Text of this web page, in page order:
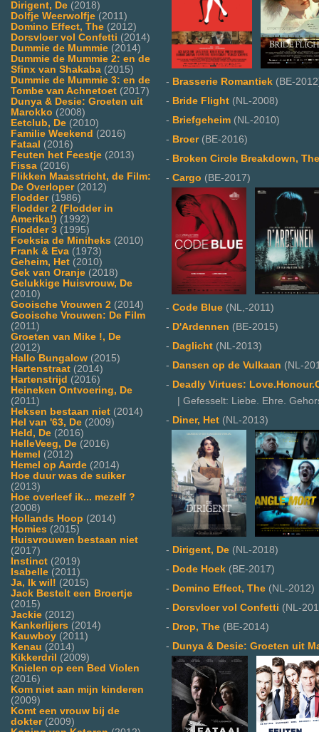
Dirigent, De (2018)
Dolfje Weerwolfje (2011)
Domino Effect, The (2012)
Dorsvloer vol Confetti (2014)
Dummie de Mummie (2014)
Dummie de Mummie 2: en de
Sfinx van Shakaba (2015)
Dummie de Mummie 3: en de
Tombe van Achnetoet (2017)
Dunya & Desie: Groeten uit
Marokko (2008)
Eetclub, De (2010)
Familie Weekend (2016)
Fataal (2016)
Feuten het Feestje (2013)
Fissa (2016)
Flikken Maasstricht, de Film:
De Overloper(2012)
Flodder(1986)
Flodder 2 (Flodder in
Amerika!) (1992)
Flodder 3 (1995)
Foeksia de Miniheks (2010)
Frank & Eva (1973)
Geheim, Het (2010)
Gek van Oranje (2018)
Gelukkige Huisvrouw, De
(2010)
Gooische Vrouwen 2 (2014)
Gooische Vrouwen: De Film
(2011)
Groeten van Mike !, De
(2012)
Hallo Bungalow (2015)
Hartenstraat (2014)
Hartenstrijd (2016)
Heineken Ontvoering, De
(2011)
Heksen bestaan niet (2014)
Hel van '63, De (2009)
Held, De (2016)
HelleVeeg, De (2016)
Hemel (2012)
Hemel op Aarde (2014)
Hoe duur was de suiker
(2013)
Hoe overleef ik... mezelf ?
(2008)
Hollands Hoop (2014)
Homies (2015)
Huisvrouwen bestaan niet
(2017)
Instinct (2019)
Isabelle (2011)
Ja, Ik wil! (2015)
Jack Bestelt een Broertje
(2015)
Jackie (2012)
Kankerlijers (2014)
Kauwboy (2011)
Kenau (2014)
Kikkerdril (2009)
Knielen op een Bed Violen
(2016)
Kom niet aan mijn kinderen
(2009)
Komt een vrouw bij de
dokter(2009)
- Brasserie Romantiek (BE-
- Bride Flight (NL-2008)
- Briefgeheim (NL-2010)
- Broer(BE-2016)
- Broken Circle Breakdown, The
- Cargo (BE-2017)
- Code Blue (NL,-2011)
- D'Ardennen (BE-2015)
- Daglicht (NL-2013)
- Dansen op de Vulkaan (NL-
- Deadly Virtues:
| Gefesselt: Liebe. Ehre.
- Diner, Het (NL-2013)
- Dirigent, De (NL-2018)
- Dode Hoek (BE-2017)
- Domino Effect, The (NL-2012)
- Dorsvloer vol Confetti (NL-
- Drop, The (BE-2014)
- Dunya & Desie: Groeten uit